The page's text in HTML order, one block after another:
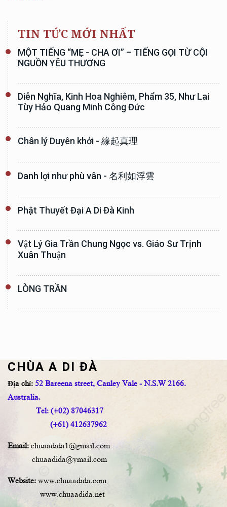
TIN TỨC MỚI NHẤT
MỘT TIẾNG “MẸ - CHA ƠI” – TIẾNG GỌI TỪ CỘI
NGUỒN YÊU THƯƠNG
Diễn Nghĩa, Kinh Hoa Nghiêm, Phẩm 35, Như Lai
Tùy Hảo Quang Minh Công Đức
Chân lý Duyên khởi - 緣起真理
Danh lợi như phù vân - 名利如浮雲
Phật Thuyết Đại A Di Đà Kinh
Vật Lý Gia Trần Chung Ngọc vs. Giáo Sư Trịnh
Xuân Thuận
LÒNG TRẦN
CHÙA A DI ĐÀ
Địa chỉ: 52 Bareena street, Canley Vale - N.S.W 2166.
Australia.
Tel: (+02) 87046317
(+61) 412637962
Email: chuaadida1@gmail.com
chuaadida@ymail.com
Website: www.chuaadida.com
www.chuaadida.net